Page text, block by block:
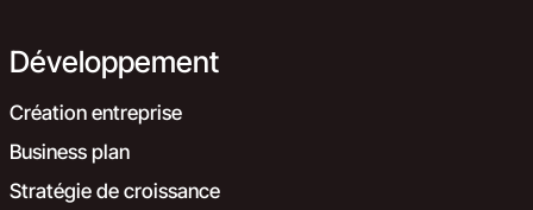
Développement
Création entreprise
Business plan
Stratégie de croissance